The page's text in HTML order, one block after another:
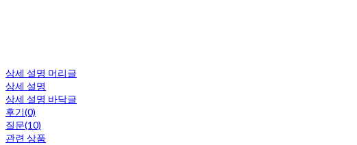
상세 설명 머리글
상세 설명
상세 설명 바닥글
후기(0)
질문(10)
관련 상품